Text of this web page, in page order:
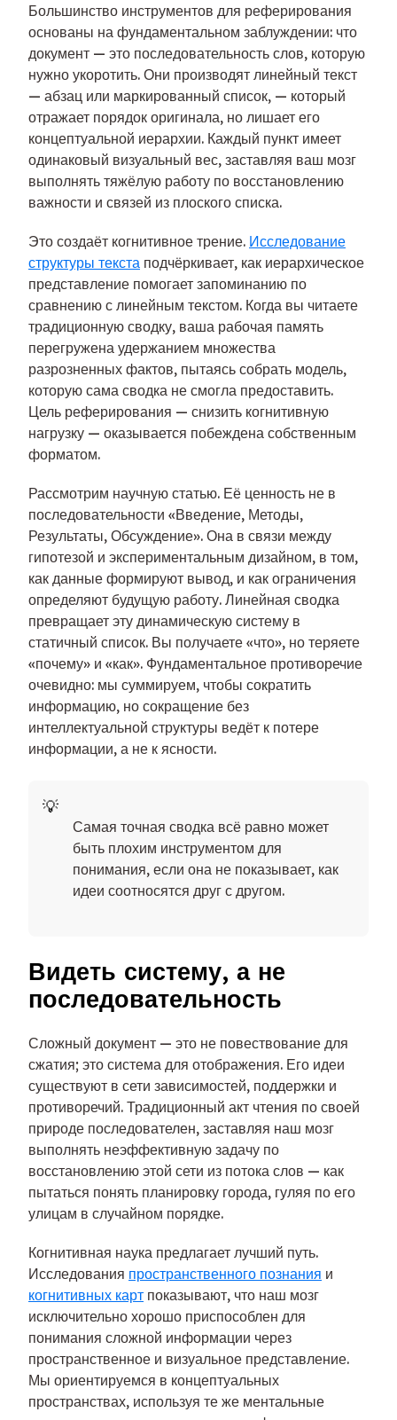
Большинство инструментов для реферирования
основаны на фундаментальном заблуждении: что
документ — это последовательность слов, которую
нужно укоротить. Они производят линейный текст
— абзац или маркированный список, — который
отражает порядок оригинала, но лишает его
концептуальной иерархии. Каждый пункт имеет
одинаковый визуальный вес, заставляя ваш мозг
выполнять тяжёлую работу по восстановлению
важности и связей из плоского списка.
Это создаёт когнитивное трение. Исследование
структуры текста подчёркивает, как иерархическое
представление помогает запоминанию по
сравнению с линейным текстом. Когда вы читаете
традиционную сводку, ваша рабочая память
перегружена удержанием множества
разрозненных фактов, пытаясь собрать модель,
которую сама сводка не смогла предоставить.
Цель реферирования — снизить когнитивную
нагрузку — оказывается побеждена собственным
форматом.
Рассмотрим научную статью. Её ценность не в
последовательности «Введение, Методы,
Результаты, Обсуждение». Она в связи между
гипотезой и экспериментальным дизайном, в том,
как данные формируют вывод, и как ограничения
определяют будущую работу. Линейная сводка
превращает эту динамическую систему в
статичный список. Вы получаете «что», но теряете
«почему» и «как». Фундаментальное противоречие
очевидно: мы суммируем, чтобы сократить
информацию, но сокращение без
интеллектуальной структуры ведёт к потере
информации, а не к ясности.
Самая точная сводка всё равно может
быть плохим инструментом для
понимания, если она не показывает, как
идеи соотносятся друг с другом.
Видеть систему, а не
последовательность
Сложный документ — это не повествование для
сжатия; это система для отображения. Его идеи
существуют в сети зависимостей, поддержки и
противоречий. Традиционный акт чтения по своей
природе последователен, заставляя наш мозг
выполнять неэффективную задачу по
восстановлению этой сети из потока слов — как
пытаться понять планировку города, гуляя по его
улицам в случайном порядке.
Когнитивная наука предлагает лучший путь.
Исследования пространственного познания и
когнитивных карт показывают, что наш мозг
исключительно хорошо приспособлен для
понимания сложной информации через
пространственное и визуальное представление.
Мы ориентируемся в концептуальных
пространствах, используя те же ментальные